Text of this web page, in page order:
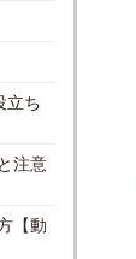
立ち
注意
【動